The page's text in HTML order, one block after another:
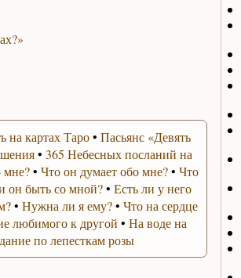
на картах Таро• Пасьянс «Девять
• 365 Небесных посланий на
мне?• Что он думает обо мне?• Что
он быть со мной?• Есть ли у него
• Нужна ли я ему?• Что на сердце
любимого к другой • На воде на
по лепесткам розы